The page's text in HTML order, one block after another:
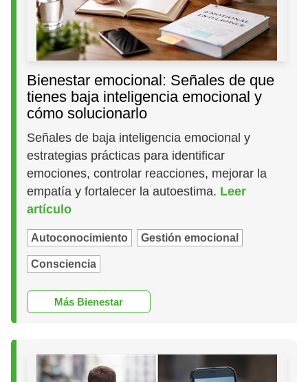
Bienestar emocional: Señales de que
tienes baja inteligencia emocional y
cómo solucionarlo
Señales de baja inteligencia emocional y
estrategias prácticas para identificar
emociones, controlar reacciones, mejorar la
empatía y fortalecer la autoestima. Leer
artículo
Autoconocimiento Gestión emocional
Consciencia
Más Bienestar